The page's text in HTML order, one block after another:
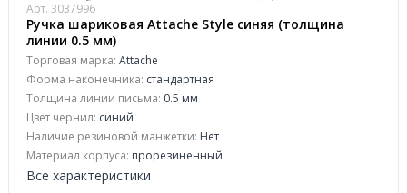
Арт. 3037996
Ручка шариковая Attache Style синяя (толщина
линии 0.5 мм)
Торговая марка: Attache
Форма наконечника: стандартная
Толщина линии письма: 0.5 мм
Цвет чернил: синий
Наличие резиновой манжетки: Нет
Материал корпуса: прорезиненный
Все характеристики